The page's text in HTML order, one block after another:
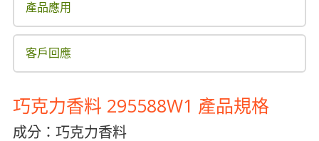
產品應用
客戶回應
巧克力香料 295588W1 產品規格
成分：巧克力香料